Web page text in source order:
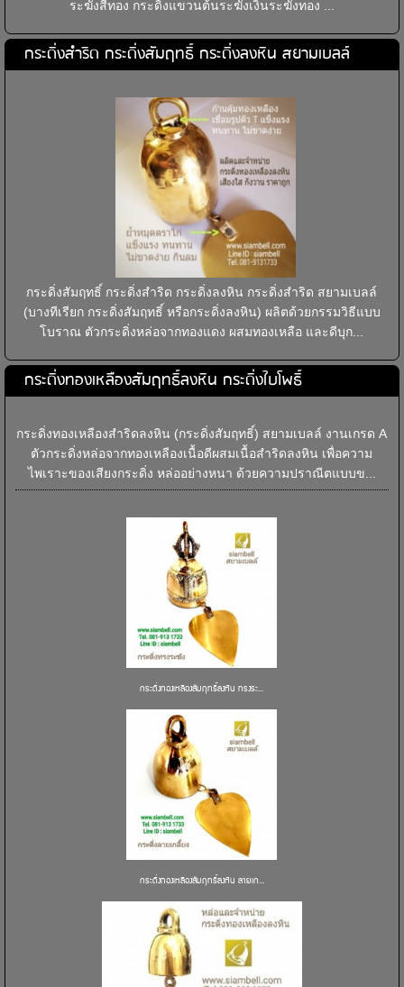
ระฆังสีทอง กระดิ่งแขวนต้นระฆังเงินระฆังทอง ...
กระดิ่งสำริด กระดิ่งสัมฤทธิ์ กระดิ่งลงหิน สยามเบลล์
กระดิ่งสัมฤทธิ์ กระดิ่งสำริด กระดิ่งลงหิน กระดิ่งสำริด สยามเบลล์
(บางทีเรียก กระดิ่งสัมฤทธิ์ หรือกระดิ่งลงหิน) ผลิตด้วยกรรมวิธีแบบ
โบราณ ตัวกระดิ่งหล่อจากทองแดง ผสมทองเหลือ และดีบุก...
กระดิ่งทองเหลืองสัมฤทธิ์ลงหิน กระดิ่งใบโพธิ์
กระดิ่งทองเหลืองสำริดลงหิน (กระดิ่งสัมฤทธิ์) สยามเบลล์ งานเกรด A
ตัวกระดิ่งหล่อจากทองเหลืองเนื้อดีผสมเนื้อสำริดลงหิน เพื่อความ
ไพเราะของเสียงกระดิ่ง หล่ออย่างหนา ด้วยความปราณีตแบบข...
กระดิ่งทองเหลืองสัมฤทธิ์ลงหิน ทรงระ...
กระดิ่งทองเหลืองสัมฤทธิ์ลงหิน ลายเก...